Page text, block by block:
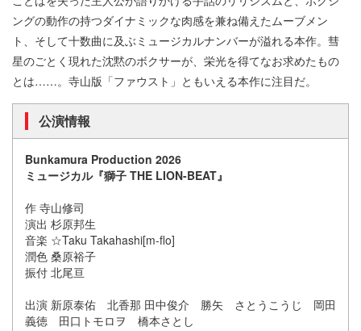
ングの動作の持つダイナミックな肉感を兼ね備えたムーブメン
ト、そして十数曲に及ぶミュージカルナンバーが溢れる本作。彗
星のごとく現れた沈黙のボクサーが、栄光を得てなお求めたもの
とは……。寺山版「ファウスト」ともいえる本作に注目だ。
公演情報
Bunkamura Production 2026
ミュージカル『獅子 THE LION-BEAT』
作 寺山修司
演出 杉原邦生
音楽 ☆Taku Takahashi[m-flo]
潤色 桑原裕子
振付 北尾亘
出演 新原泰佑 北香那 田中俊介 勝矢 さとうこうじ 岡田
義徳 田口トモロヲ 橋本さとし